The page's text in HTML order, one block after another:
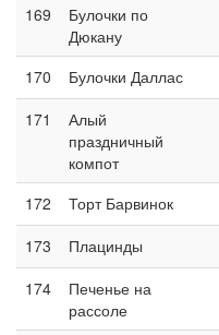
169
Булочки по
Дюкану
170 Булочки Даллас
171
Алый
праздничный
компот
172 Торт Барвинок
173
Плацинды
174
Печенье на
рассоле